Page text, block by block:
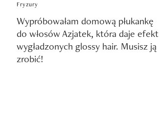
Fryzury
Wypróbowałam domową płukankę
do włosów Azjatek, która daje efekt
wygładzonych glossy hair. Musisz ją
zrobić!